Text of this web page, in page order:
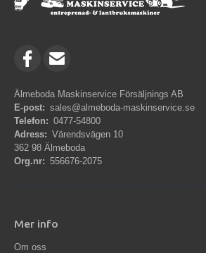
Älmeboda Maskinservice Försäljnings AB
E-post: sales@almeboda-maskinservice.se
Telefon: 0477-54800
Adress: Värendsvägen 10
362 98 Älmeboda
Org.nr: 556676-2075
Mer info
Om oss